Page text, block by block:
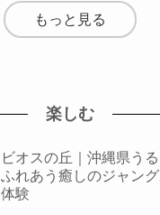
もっと見る
楽しむ
ビオスの丘｜沖縄県う
ふれあう癒しのジャン
体験